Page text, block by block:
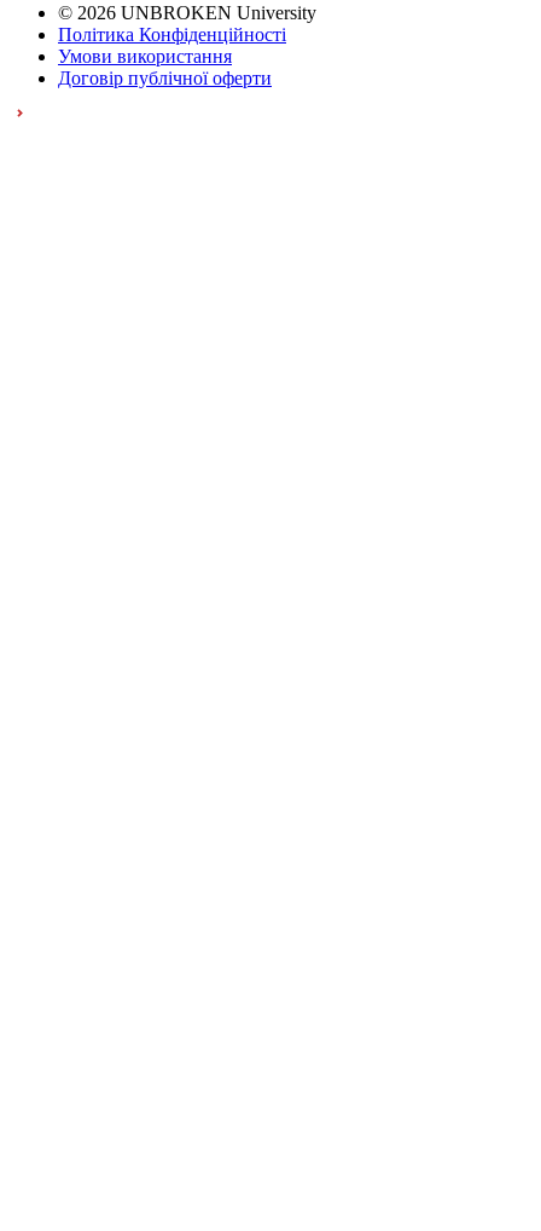
© 2026 UNBROKEN University
Політика Конфіденційності
Умови використання
Договір публічної оферти